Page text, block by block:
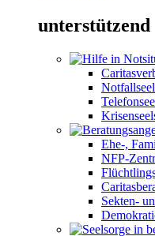
unterstützend
Ehe-,
NFP-
Sekten-